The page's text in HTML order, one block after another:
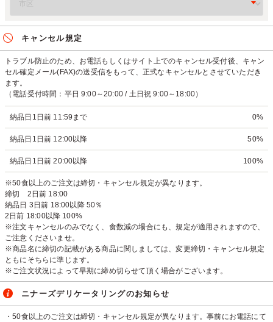
キャンセル規定
トラブル防止のため、お電話もしくはサイト上でのキャンセル受付後、キャン
セル確定メール(FAX)の送受信をもって、正式なキャンセルとさせていただき
ます。
（電話受付時間：平日 9:00～20:00 / 土日祝 9:00～18:00）
納品日1日前 11:59まで 0%
納品日1日前 12:00以降 50%
納品日1日前 20:00以降 100%
※50食以上のご注文は締切・キャンセル規定が異なります。
締切 2日前 18:00
納品日 3日前 18:00以降 50％
2日前 18:00以降 100%
※注文キャンセルのみでなく、食数減の場合にも、規定が適用されますので、
ご注意くださいませ。
※商品名に締切の記載がある商品に関しましては、変更締切・キャンセル規定
ともにそちらに準じます。
※ご注文状況によって早期に締め切らせて頂く場合がございます。
ニナーズデリケータリングのお知らせ
・50食以上のご注文は締切・キャンセル規定が異なります。事前にお電話にて